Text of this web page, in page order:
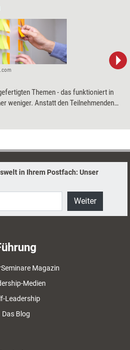
Themen - das funktioniert in
weniger. Anstatt den Teilnehmenden
in Ihrem Postfach: Unser
Weiter
Magazin
Medien
Leadership
Das Blog